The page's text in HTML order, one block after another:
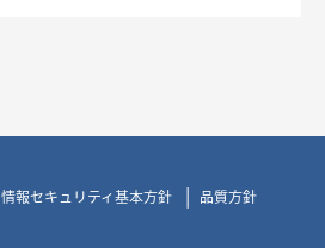
情報セキュリティ基本方針 品質方針